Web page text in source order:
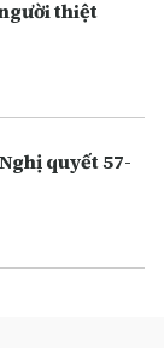
thiệt
quyết 57-